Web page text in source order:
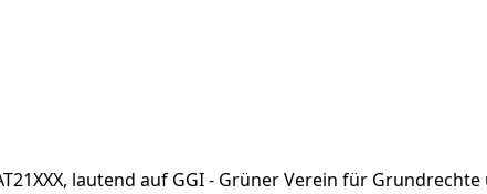
lautend auf GGI - Grüner Verein für